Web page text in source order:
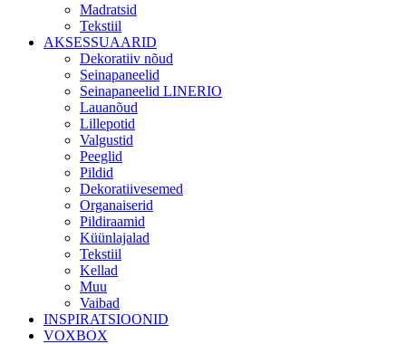
Madratsid
Tekstiil
AKSESSUAARID
Dekoratiiv nõud
Seinapaneelid
Seinapaneelid LINERIO
Lauanõud
Lillepotid
Valgustid
Peeglid
Pildid
Dekoratiivesemed
Organaiserid
Pildiraamid
Küünlajalad
Tekstiil
Kellad
Muu
Vaibad
INSPIRATSIOONID
VOXBOX